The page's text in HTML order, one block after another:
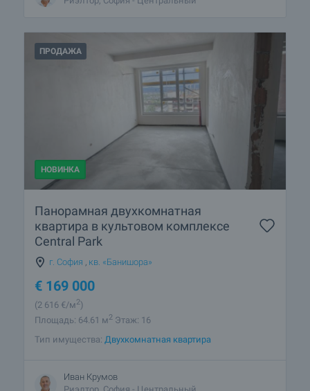
ПРОДАЖА
НОВИНКА
Панорамная двухкомнатная
квартира в культовом комплексе
Central Park
г. София кв. «Банишора»
€ 169 000
(2 616 €/м2)
Площадь: 64.61 м2 Этаж: 16
Тип имущества: Двухкомнатная квартира
Иван Крумов